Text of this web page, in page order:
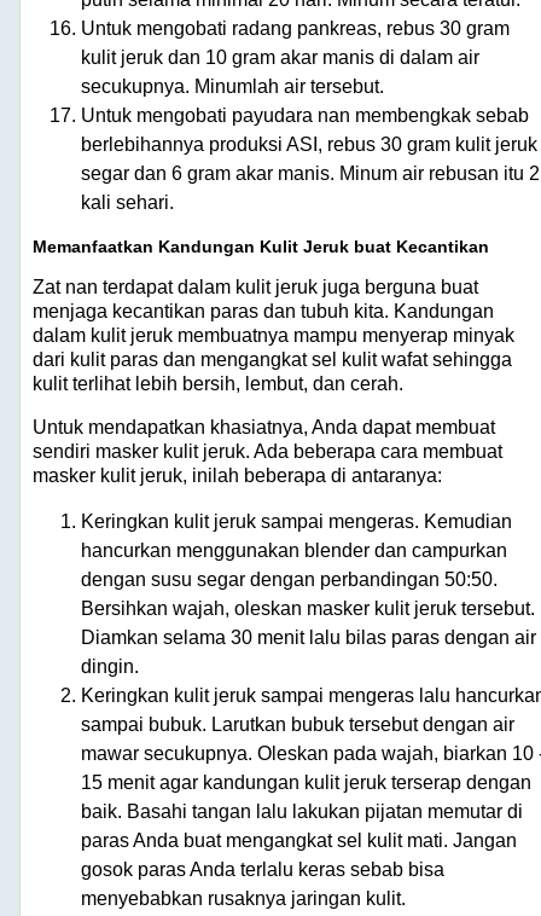
Untuk mengobati radang pankreas, rebus 30 gram
kulit jeruk dan 10 gram akar manis di dalam air
secukupnya. Minumlah air tersebut.
Untuk mengobati payudara nan membengkak sebab
berlebihannya produksi ASI, rebus 30 gram kulit jeruk
segar dan 6 gram akar manis. Minum air rebusan itu 2
kali sehari.
Memanfaatkan Kandungan Kulit Jeruk buat Kecantikan
Zat nan terdapat dalam kulit jeruk juga berguna buat
menjaga kecantikan paras dan tubuh kita. Kandungan
dalam kulit jeruk membuatnya mampu menyerap minyak
dari kulit paras dan mengangkat sel kulit wafat sehingga
kulit terlihat lebih bersih, lembut, dan cerah.
Untuk mendapatkan khasiatnya, Anda dapat membuat
sendiri masker kulit jeruk. Ada beberapa cara membuat
masker kulit jeruk, inilah beberapa di antaranya:
Keringkan kulit jeruk sampai mengeras. Kemudian
hancurkan menggunakan blender dan campurkan
dengan susu segar dengan perbandingan 50:50.
Bersihkan wajah, oleskan masker kulit jeruk tersebut.
Diamkan selama 30 menit lalu bilas paras dengan air
dingin.
Keringkan kulit jeruk sampai mengeras lalu
sampai bubuk. Larutkan bubuk tersebut dengan air
mawar secukupnya. Oleskan pada wajah, biarkan 10
15 menit agar kandungan kulit jeruk terserap dengan
baik. Basahi tangan lalu lakukan pijatan memutar di
paras Anda buat mengangkat sel kulit mati. Jangan
gosok paras Anda terlalu keras sebab bisa
menyebabkan rusaknya jaringan kulit.